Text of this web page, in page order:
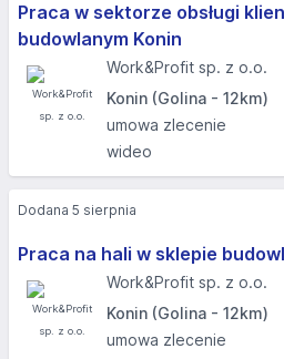
Praca w sektorze obsługi
budowlanym Konin
Work&Profit sp. z o.o.
Konin (Golina - 12km)
umowa zlecenie
wideo
Praca na hali w sklepie
Work&Profit sp. z o.o.
Konin (Golina - 12km)
umowa zlecenie
Dodana 5 sierpnia